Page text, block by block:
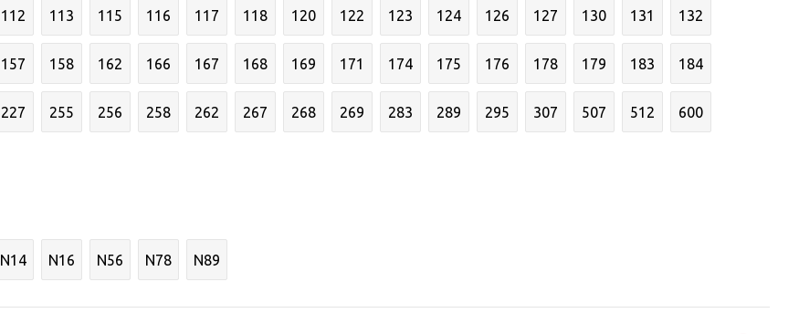
112 113 115 116 117 118 120 122 123 124 126 127 130 131 132
157 158 162 166 167 168 169 171 174 175 176 178 179 183 184
227 255 256 258 262 267 268 269 283 289 295 307 507 512 600
N14 N16 N56 N78 N89